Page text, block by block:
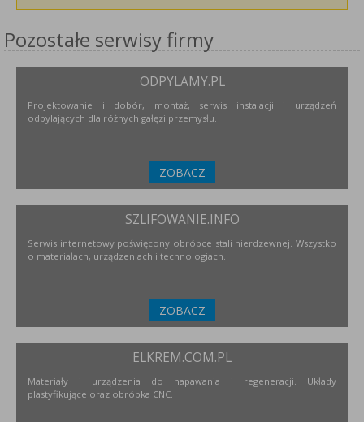
Pozostałe serwisy firmy
ODPYLAMY.PL
Projektowanie i dobór, montaż, serwis instalacji i urządzeń
odpylających dla różnych gałęzi przemysłu.
ZOBACZ
SZLIFOWANIE.INFO
Serwis internetowy poświęcony obróbce stali nierdzewnej. Wszystko
o materiałach, urządzeniach i technologiach.
ZOBACZ
ELKREM.COM.PL
Materiały i urządzenia do napawania i regeneracji. Układy
plastyfikujące oraz obróbka CNC.